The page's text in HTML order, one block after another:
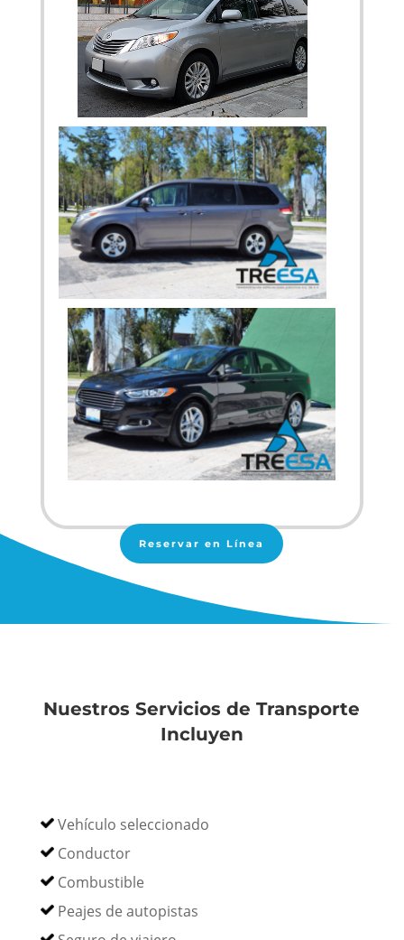
Reservar en Línea
Nuestros Servicios de Transporte
Incluyen
Vehículo seleccionado
Conductor
Combustible
Peajes de autopistas